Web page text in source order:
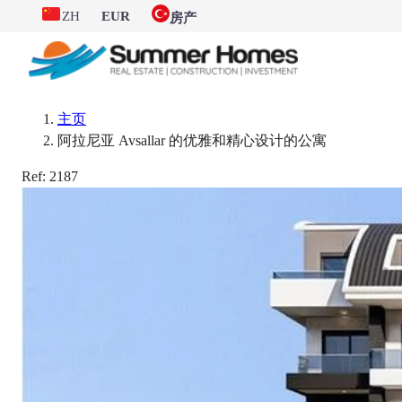
ZH EUR 房产
主页
阿拉尼亚 Avsallar 的优雅和精心设计的公寓
Ref: 2187